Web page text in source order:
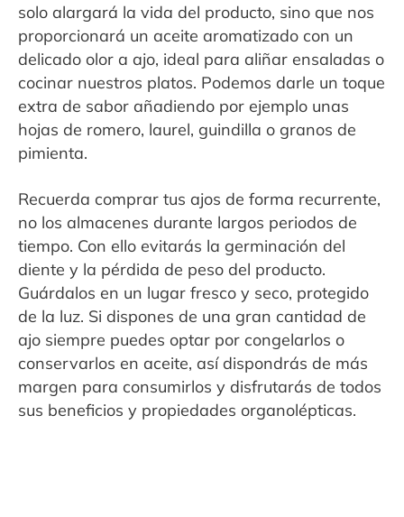
solo alargará la vida del producto, sino que nos
proporcionará un aceite aromatizado con un
delicado olor a ajo, ideal para aliñar ensaladas o
cocinar nuestros platos. Podemos darle un toque
extra de sabor añadiendo por ejemplo unas
hojas de romero, laurel, guindilla o granos de
pimienta.
Recuerda comprar tus ajos de forma recurrente,
no los almacenes durante largos periodos de
tiempo. Con ello evitarás la germinación del
diente y la pérdida de peso del producto.
Guárdalos en un lugar fresco y seco, protegido
de la luz. Si dispones de una gran cantidad de
ajo siempre puedes optar por congelarlos o
conservarlos en aceite, así dispondrás de más
margen para consumirlos y disfrutarás de todos
sus beneficios y propiedades organolépticas.